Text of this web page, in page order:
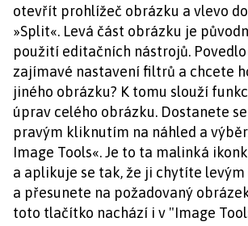
otevřít prohlížeč obrázku a vlevo
»Split«. Levá část obrázku je
použití editačních nástrojů. Povedlo
zajímavé nastavení filtrů a chcete
jiného obrázku? K tomu slouží
úprav celého obrázku. Dostanete
pravým kliknutím na náhled a
Image Tools«. Je to ta malinká
a aplikuje se tak, že ji chytíte
a přesunete na požadovaný
toto tlačítko nachází i v "Image